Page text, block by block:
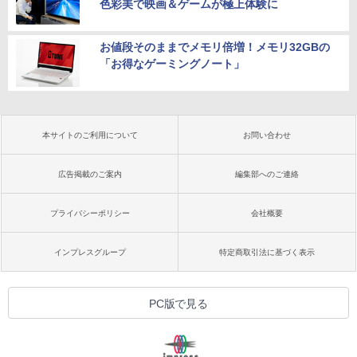
色彩美で映画＆ゲームが極上体験に
お値段そのままでメモリ倍増！メモリ32GBの
「お得なゲーミングノート」
本サイトのご利用について お問い合わせ
広告掲載のご案内 編集部へのご連絡
プライバシーポリシー 会社概要
インプレスグループ 特定商取引法に基づく表示
PC版で見る